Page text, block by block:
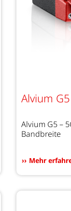
Alvium G5
Alvium G5 –
Bandbreite
Mehr